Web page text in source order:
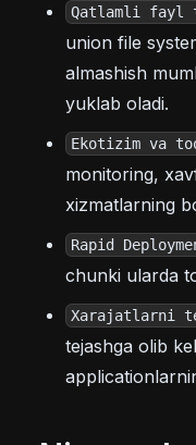
Qatlamli fayl
union file
almashish
yuklab oladi.
Ekotizim va
monitoring,
xizmatlarning
Rapid
chunki ularda
Xarajatlarni
tejashga olib